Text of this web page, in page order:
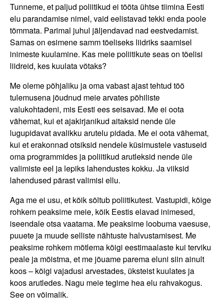
Tunneme, et paljud poliitikud ei tööta ühtse tiimina Eesti
elu parandamise nimel, vaid eelistavad tekki enda poole
tõmmata. Parimal juhul jäljendavad nad eestvedamist.
Samas on esimene samm tõeliseks liidriks saamisel
inimeste kuulamine. Kas meie poliitikute seas on tõelisi
liidreid, kes kuulata võtaks?
Me oleme põhjaliku ja oma vabast ajast tehtud töö
tulemusena jõudnud meie arvates põhiliste
valukohtadeni, mis Eesti ees seisavad. Me ei oota
vähemat, kui et ajakirjanikud aitaksid nende üle
lugupidavat avalikku arutelu pidada. Me ei oota vähemat,
kui et erakonnad otsiksid nendele küsimustele vastuseid
oma programmides ja poliitikud arutleksid nende üle
valimiste eel ja lepiks lahendustes kokku. Ja viiksid
lahendused pärast valimisi ellu.
Aga me ei usu, et kõik sõltub poliitikutest. Vastupidi, kõige
rohkem peaksime meie, kõik Eestis elavad inimesed,
iseendale otsa vaatama. Me peaksime loobuma vaesuse,
puuete ja muude selliste nähtuste halvustamisest. Me
peaksime rohkem mõtlema kõigi eestimaalaste kui terviku
peale ja mõistma, et me jõuame parema eluni siin ainult
koos – kõigi vajadusi arvestades, üksteist kuulates ja
koos arutledes. Nagu meie tegime hea elu rahvakogus.
See on võimalik.